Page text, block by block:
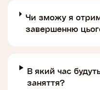
Чи зможу я
завершенню
В який час
заняття?